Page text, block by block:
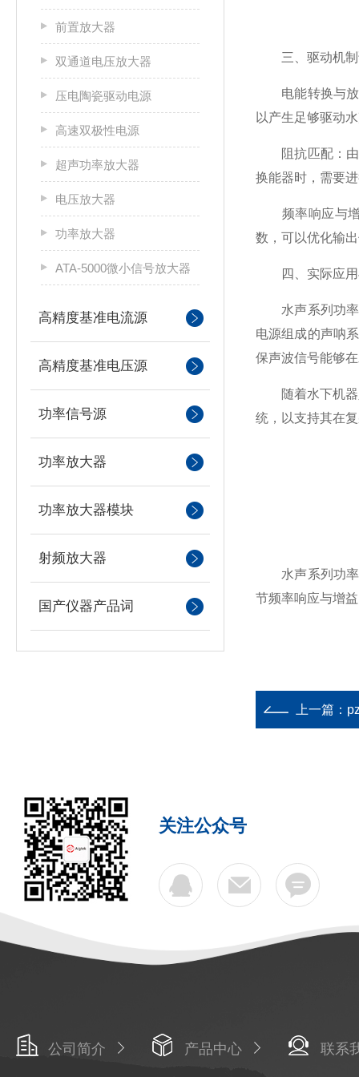
前置放大器
双通道电压放大器
压电陶瓷驱动电源
高速双极性电源
超声功率放大器
电压放大器
功率放大器
ATA-5000微小信号放大器
高精度基准电流源
高精度基准电压源
功率信号源
功率放大器
功率放大器模块
射频放大器
国产仪器产品词
三、驱动机制
电能转换与放
以产生足够驱动
阻抗匹配：由
换能器时，需要
频率响应与增
数，可以优化输
四、实际应用
水声系列功率
电源组成的声呐
保声波信号能够
随着水下机器人
统，以支持其在
水声系列功率
节频率响应与增
上一篇：
关注公众号
公司简介 产品中心 联系